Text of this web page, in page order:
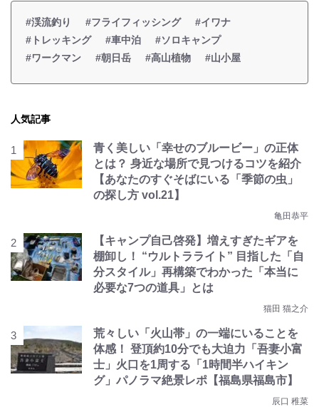
#渓流釣り #フライフィッシング
#イワナ
#トレッキング
#車中泊
#ソロキャンプ
#ワークマン
#朝日岳 #高山植物 #山小屋
人気記事
青く美しい「幸せのブルービー」の正体
とは？ 身近な場所で見つけるコツを紹介
【あなたのすぐそばにいる「季節の虫」
の探し方 vol.21】
亀田恭平
【キャンプ自己啓発】増えすぎたギアを
棚卸し！ “ウルトラライト” 目指した「自
分スタイル」再構築でわかった「本当に
必要な7つの道具」とは
猫田 猫之介
荒々しい「火山帯」の一端にいることを
体感！ 登頂約10分でも大迫力「吾妻小富
士」火口を1周する「1時間半ハイキン
グ」パノラマ絶景レポ【福島県福島市】
辰口 稚菜